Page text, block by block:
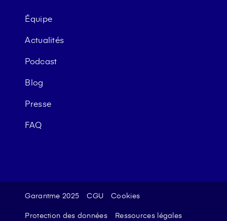
Équipe
Actualités
Podcast
Blog
Presse
FAQ
Garantme 2025 CGU Cookies
Protection des données Ressources légales